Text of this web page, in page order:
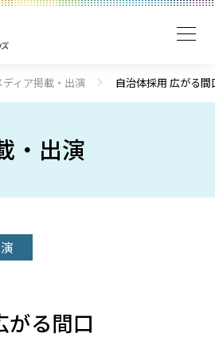
ディア掲載・出演 自治体採用 広がる
・出演
がる間口